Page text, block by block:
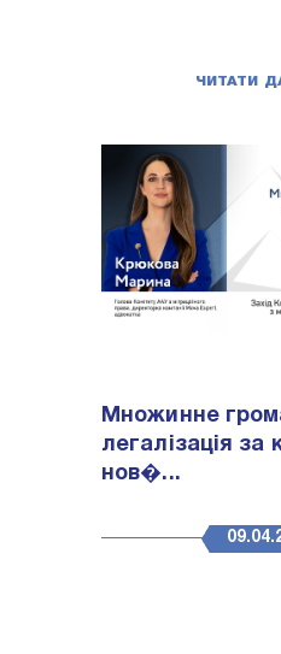
ЧИТАТИ
Множинне
легалізація за
нов�...